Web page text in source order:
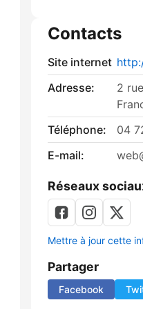
Contacts
Site internet
Adresse:
2
Téléphone:
04
E-mail:
Réseaux
Mettre à jour cette
Partager
Facebook